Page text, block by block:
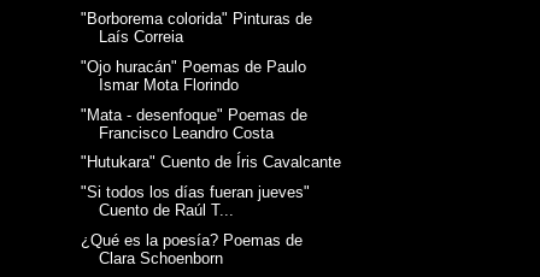
"Borborema colorida" Pinturas de
Laís Correia
"Ojo huracán" Poemas de Paulo
Ismar Mota Florindo
"Mata - desenfoque" Poemas de
Francisco Leandro Costa
"Hutukara" Cuento de Íris Cavalcante
"Si todos los días fueran jueves"
Cuento de Raúl T...
¿Qué es la poesía? Poemas de
Clara Schoenborn